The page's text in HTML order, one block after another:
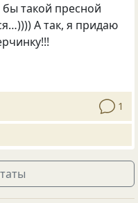
такой пресной
А так, я придаю
1